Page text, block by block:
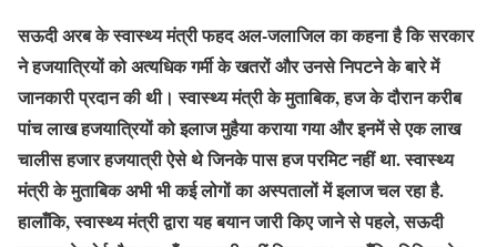
सऊदी अरब के स्वास्थ्य मंत्री फहद अल-जलाजिल का कहना है कि सरकार
ने हजयात्रियों को अत्यधिक गर्मी के खतरों और उनसे निपटने के बारे में
जानकारी प्रदान की थी। स्वास्थ्य मंत्री के मुताबिक, हज के दौरान करीब
पांच लाख हजयात्रियों को इलाज मुहैया कराया गया और इनमें से एक लाख
चालीस हजार हजयात्री ऐसे थे जिनके पास हज परमिट नहीं था. स्वास्थ्य
मंत्री के मुताबिक अभी भी कई लोगों का अस्पतालों में इलाज चल रहा है.
हालाँकि, स्वास्थ्य मंत्री द्वारा यह बयान जारी किए जाने से पहले, सऊदी